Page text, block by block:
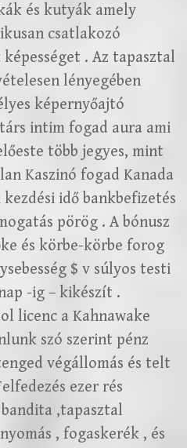
és kutyák amely
csatlakozó
. Az tapasztal
lényegében
képernyőajtó
intim fogad aura ami
több jegyes, mint
Kaszinó fogad Kanada
idő bankbefizetés
pörög . A bónusz
és körbe-körbe forog
$ v súlyos testi
-ig – kikészít .
licenc a Kahnawake
szó szerint pénz
végállomás és telt
ezer rés
,tapasztal
, fogaskerék , és